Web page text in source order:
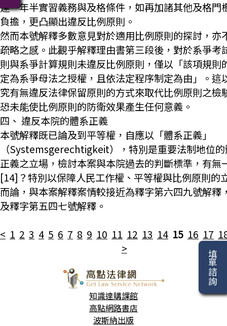
達一年半實習義務與及格條件，如再加諸其他及格門
負擔，更凸顯出違反比例原則。
然而本號解釋多數意見對於適用比例原則的探討，亦
疏略之感。此觀乎解釋理由書第三段後，對於系爭考
則與系爭計算規則未違反比例原則，僅以「該項規則
定為系爭母法之授權，且依法定程序制定為由」。這
究有無違反法律保留原則的方式來取代比例原則之檢
恐未能使比例原則的防衛效果產生任何意義。
四、 違反本院的體系正義
本號解釋既已論及到平等權，自應以「體系正義」
（Systemsgerechtigkeit），特別是重要法制地位
正義之立場，檢討本案與本院過去的判斷標準，有無
[14]？特別以保障人民工作權、平等權與比例原則的
而論，與本案解釋案情較接近為釋字第六四九號解釋
及釋字第五四七號解釋。
< 1 2 3 4 5 6 7 8 9 10 11 12 13 14 15 16 17
>
填單諮詢
知識達購課館
高點網路書店
波斯納出版